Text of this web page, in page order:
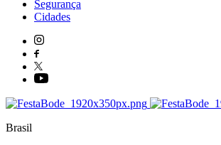
Segurança
Cidades
Brasil